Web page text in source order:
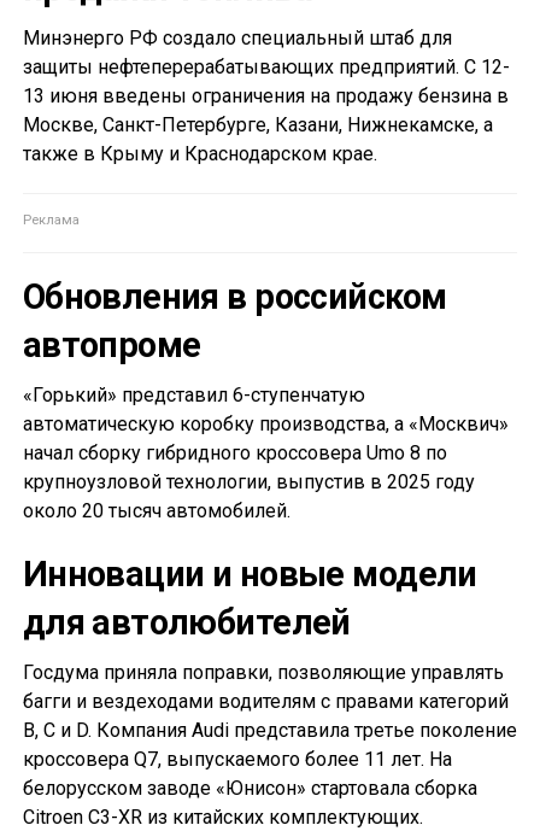
Минэнерго РФ создало специальный штаб для
защиты нефтеперерабатывающих предприятий. С 12-
13 июня введены ограничения на продажу бензина в
Москве, Санкт-Петербурге, Казани, Нижнекамске, а
также в Крыму и Краснодарском крае.
Обновления в российском
автопроме
«Горький» представил 6-ступенчатую
автоматическую коробку производства, а «Москвич»
начал сборку гибридного кроссовера Umo 8 по
крупноузловой технологии, выпустив в 2025 году
около 20 тысяч автомобилей.
Инновации и новые модели
для автолюбителей
Госдума приняла поправки, позволяющие управлять
багги и вездеходами водителям с правами категорий
B, C и D. Компания Audi представила третье поколение
кроссовера Q7, выпускаемого более 11 лет. На
белорусском заводе «Юнисон» стартовала сборка
Citroen C3-XR из китайских комплектующих.